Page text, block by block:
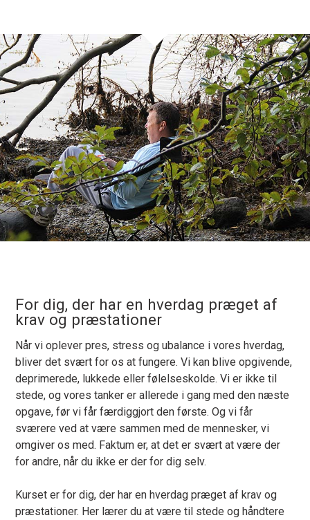
For dig, der har en hverdag præget af
krav og præstationer
Når vi oplever pres, stress og ubalance i vores hverdag,
bliver det svært for os at fungere. Vi kan blive opgivende,
deprimerede, lukkede eller følelseskolde. Vi er ikke til
stede, og vores tanker er allerede i gang med den næste
opgave, før vi får færdiggjort den første. Og vi får
sværere ved at være sammen med de mennesker, vi
omgiver os med. Faktum er, at det er svært at være der
for andre, når du ikke er der for dig selv.
Kurset er for dig, der har en hverdag præget af krav og
præstationer. Her lærer du at være til stede og håndtere